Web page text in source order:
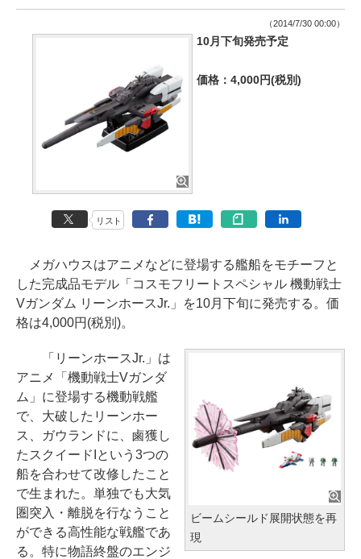
（2014/7/30 00:00）
10月下旬発売予定
価格：4,000円(税別)
リスト
メガハウスはアニメなどに登場する艦船をモチーフと
した完成品モデル「コスモフリートスペシャル 機動戦士
Vガンダム リーンホースJr.」を10月下旬に発売する。価
格は4,000円(税別)。
ビームシールド展開状態を再
現
「リーンホースJr.」は
アニメ「機動戦士Vガンダ
ム」に登場する機動戦艦
で、大破したリーンホー
ス、ガウランドに、鹵獲し
たスクイードIという3つの
船を合わせて改修したこと
で生まれた。単独でも大気
圏突入・離脱を行なうこと
ができる高性能な戦艦であ
る。特に物語終盤のエンジ